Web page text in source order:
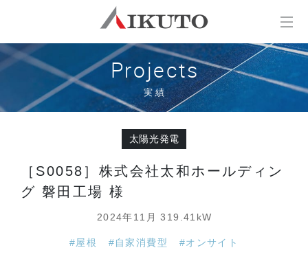
Projects
実績
太陽光発電
［S0058］株式会社太和ホールディン
グ 磐田工場 様
2024年11月 319.41kW
#屋根 #自家消費型 #オンサイト